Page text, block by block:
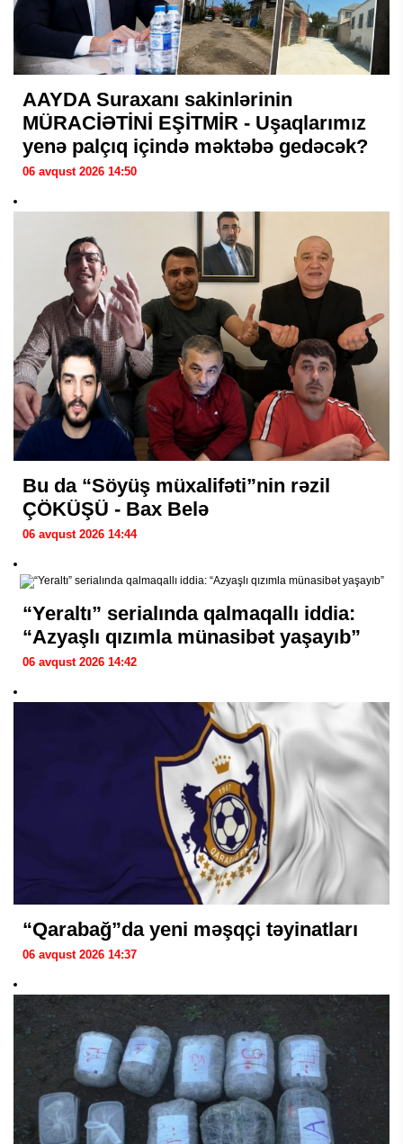
AAYDA Suraxanı sakinlərinin
MÜRACİƏTİNİ EŞİTMİR - Uşaqlarımız
yenə palçıq içində məktəbə gedəcək?
06 avqust 2026 14:50
Bu da “Söyüş müxalifəti”nin rəzil
ÇÖKÜŞÜ - Bax Belə
06 avqust 2026 14:44
“Yeraltı” serialında qalmaqallı iddia:
“Azyaşlı qızımla münasibət yaşayıb”
06 avqust 2026 14:42
“Qarabağ”da yeni məşqçi təyinatları
06 avqust 2026 14:37